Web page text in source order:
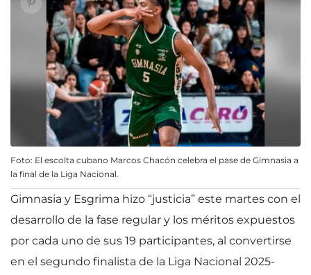
Foto: El escolta cubano Marcos Chacón celebra el pase de Gimnasia a
la final de la Liga Nacional.
Gimnasia y Esgrima hizo “justicia” este martes con el
desarrollo de la fase regular y los méritos expuestos
por cada uno de sus 19 participantes, al convertirse
en el segundo finalista de la Liga Nacional 2025-